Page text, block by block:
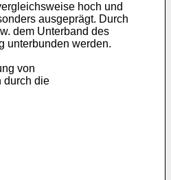
hoch und
ausgeprägt. Durch
dem Unterband des
unterbunden werden.
von
durch die